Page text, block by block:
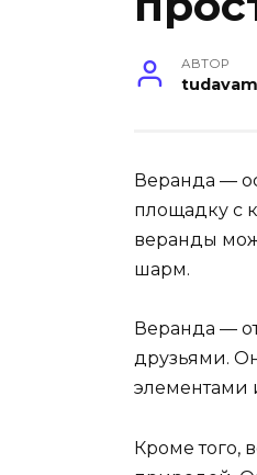
АВТОР
Веранда —
площадку с
веранды
шарм.
Веранда —
друзьями.
элементами
Кроме того,